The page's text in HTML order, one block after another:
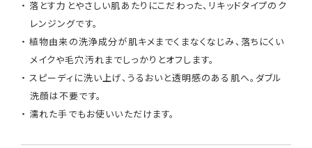
落とす力とやさしい肌あたりにこだわった、リキッドタイプのク
レンジングです。
植物由来の洗浄成分が肌キメまでくまなくなじみ、落ちにくい
メイクや毛穴汚れまでしっかりとオフします。
スピーディに洗い上げ、うるおいと透明感のある肌へ。ダブル
洗顔は不要です。
濡れた手でもお使いいただけます。